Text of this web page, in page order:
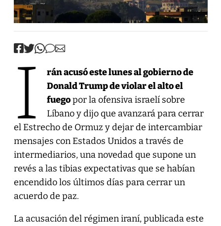
I
rán acusó este lunes al gobierno de
Donald Trump de violar el alto el
fuegopor la ofensiva israelí sobre
Líbano y dijo que avanzará para cerrar
el Estrecho de Ormuz y dejar de intercambiar
mensajes con Estados Unidos a través de
intermediarios, una novedad que supone un
revés a las tibias expectativas que se habían
encendido los últimos días para cerrar un
acuerdo de paz.
La acusación del régimen iraní, publicada este